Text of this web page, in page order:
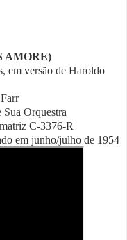
AMORE)
em versão de Haroldo
Orquestra
C-3376-R
em junho/julho de 1954